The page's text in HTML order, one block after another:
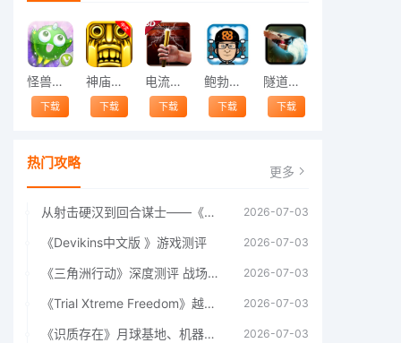
怪兽跳跃
下载
神庙逃亡中文版
下载
电流急急棒
下载
鲍勃的梦境
下载
隧道逃脱
下载
热门攻略 更多
从射击硬汉到回合谋士——《战争机器：战略版》如何演绎另一位猛男的传奇 2026-07-03
《Devikins中文版 》游戏测评 2026-07-03
《三角洲行动》深度测评 战场上的野心与裂痕 2026-07-03
《Trial Xtreme Freedom》越野摩托车测评总结 2026-07-03
《识质存在》月球基地、机器人女孩多年来最佳射击游戏 2026-07-03